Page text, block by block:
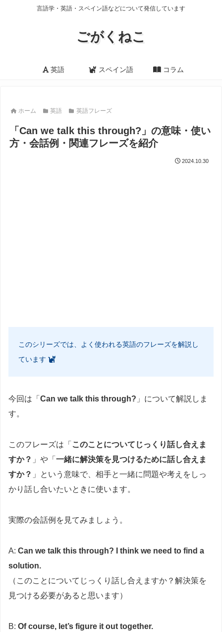
言語学・英語・スペイン語などについて発信しています
ごがくねこ
英語 スペイン語 コラム
ホーム 英語 英語フレーズ
「Can we talk this through?」の意味・使い
方・会話例・関連フレーズを紹介
2024.10.30
このシリーズでは、よく使われる英語のフレーズを解説し
ています
今回は「 Can we talk this through? 」について解説しま
す。
このフレーズは「 このことについてじっくり話し合えま
すか？ 」や「 一緒に解決策を見つけるために話し合えま
すか？ 」という意味で、相手と一緒に問題や考えをしっ
かり話し合いたいときに使います。
実際の会話例を見てみましょう。
A: Can we talk this through? I think we need to find a
solution.
（このことについてじっくり話し合えますか？解決策を
見つける必要があると思います）
B: Of course, let’s figure it out together.